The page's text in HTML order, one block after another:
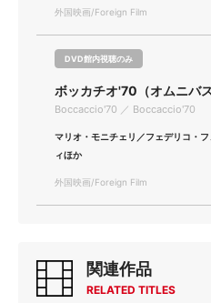
外国映画/Foreign Film
DVD館内視聴のみ
ボッカチオ'70（オムニバス
Boccaccio'70 ／ Boccaccio'70
マリオ・モニチェリ／フェデリコ・
ィほか
外国映画/Foreign Film
関連作品
RELATED TITLES